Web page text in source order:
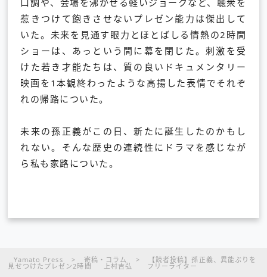
口調や、会場を沸かせる軽いジョークなど、聴衆を
惹きつけて飽きさせないプレゼン能力は傑出して
いた。未来を見通す眼力とほとばしる情熱の2時間
ショーは、あっという間に幕を閉じた。刺激を受
けた若き才能たちは、質の良いドキュメンタリー
映画を1本観終わったような高揚した表情でそれぞ
れの帰路についた。
未来の孫正義がこの日、新たに誕生したのかもし
れない。そんな歴史の連続性にドラマを感じなが
ら私も家路についた。
Yamato Press > 寄稿・コラム > 【読者投稿】孫正義、異能ぶりを
見せつけたプレゼン2時間 上村吉弘 フリーライター